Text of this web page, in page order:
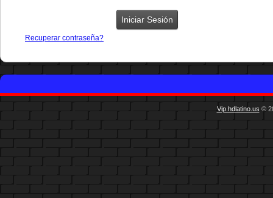
Recuperar contraseña?
Vip.hdlatino.us ©